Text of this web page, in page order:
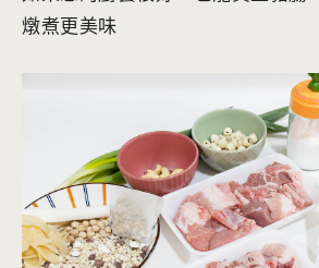
燉煮更美味